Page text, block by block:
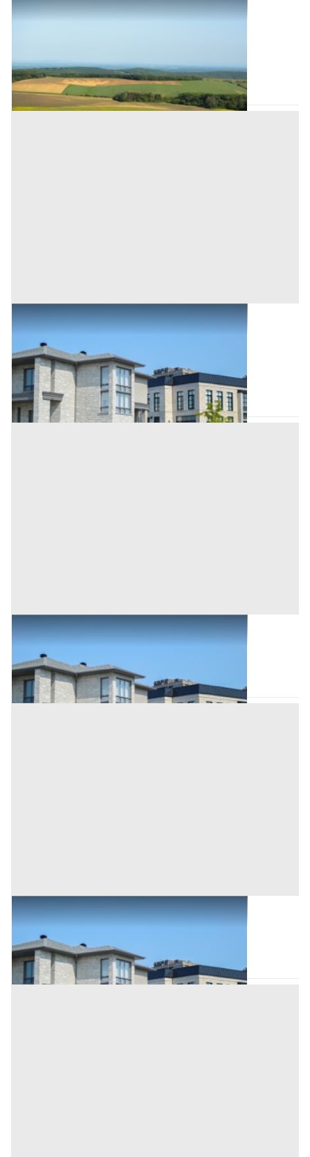
Terreni all'asta a Oristano
Codice asta:c5b63dae
Asta chiusa
Abitazione di Tipo Civile all'asta a Scano di
Montiferro
Scano di Montiferro (Oristano)
Base d'asta
34.000 €
Asta chiusa
Abitazione di Tipo Civile all'asta a Scano di
Montiferro
Scano di Montiferro
Asta chiusa
Abitazione di Tipo Civile all'asta a Scano di
Montiferro
Scano di Montiferro
Asta chiusa